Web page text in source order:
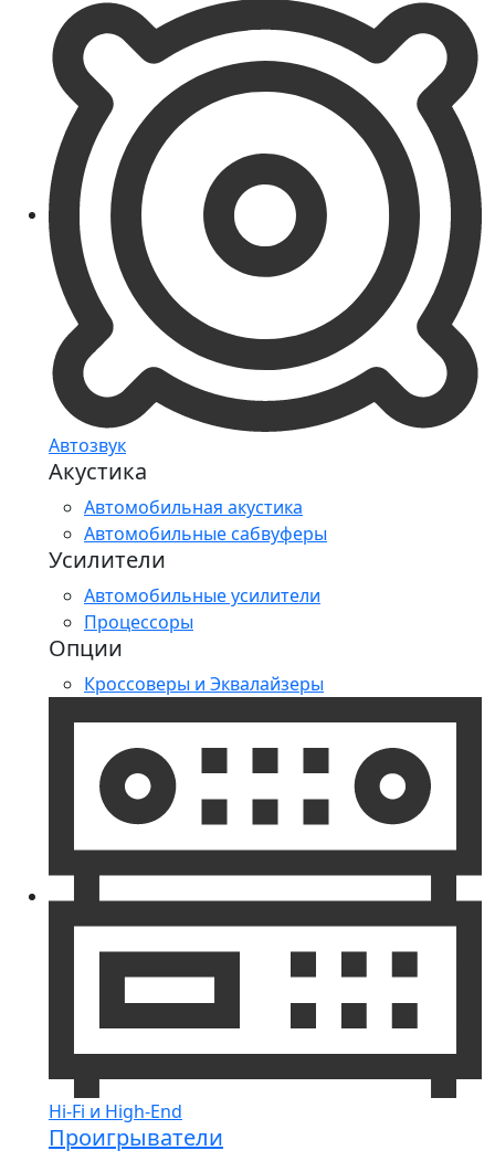
Автозвук
Акустика
Автомобильная акустика
Автомобильные сабвуферы
Усилители
Автомобильные усилители
Процессоры
Опции
Кроссоверы и Эквалайзеры
Hi-Fi и High-End
Проигрыватели